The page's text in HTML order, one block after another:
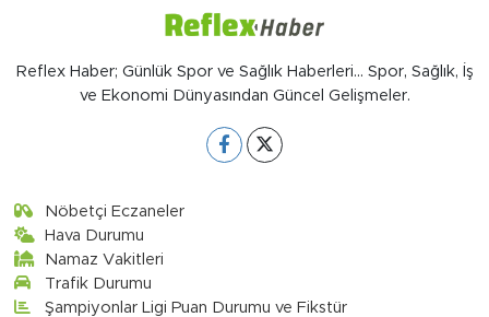
Reflex Haber; Günlük Spor ve Sağlık Haberleri... Spor, Sağlık, İş
ve Ekonomi Dünyasından Güncel Gelişmeler.
Nöbetçi Eczaneler
Hava Durumu
Namaz Vakitleri
Trafik Durumu
Şampiyonlar Ligi Puan Durumu ve Fikstür